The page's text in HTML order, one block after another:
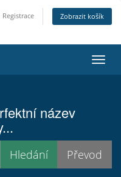
Registrace Zobrazit košík
název